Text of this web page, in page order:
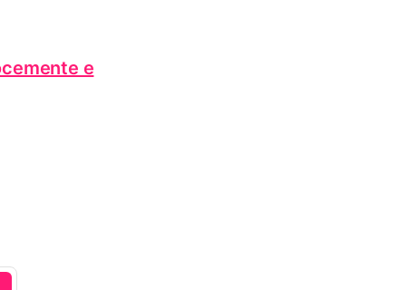
e